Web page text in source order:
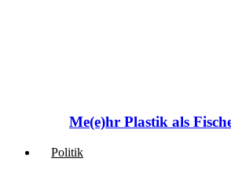
Me(e)hr Plastik als
Politik